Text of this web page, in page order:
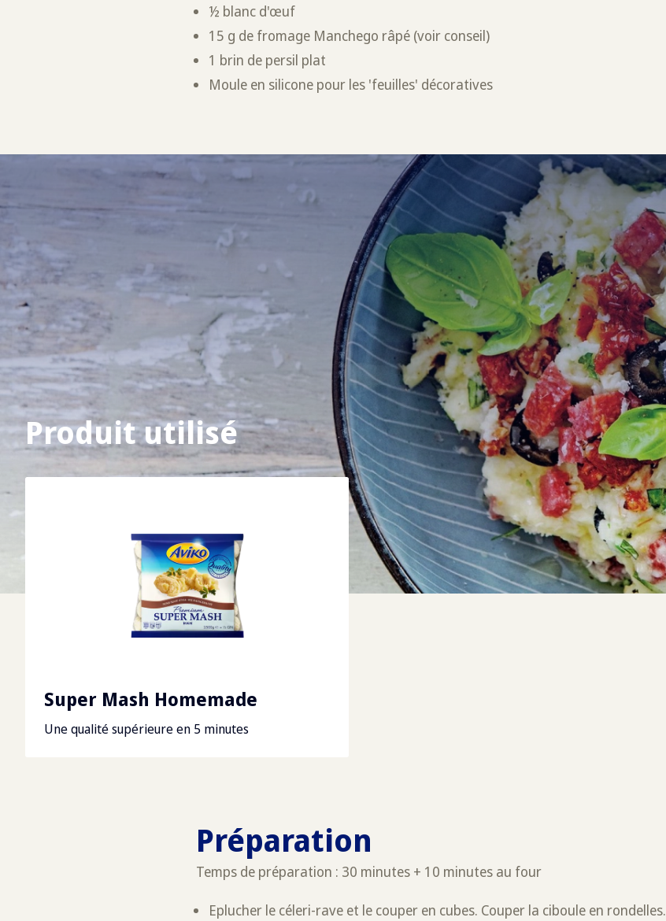
½ blanc d'œuf
15 g de fromage Manchego râpé (voir conseil)
1 brin de persil plat
Moule en silicone pour les 'feuilles' décoratives
Produit utilisé
Super Mash Homemade
Une qualité supérieure en 5 minutes
Préparation
Temps de préparation : 30 minutes + 10 minutes au four
Eplucher le céleri-rave et le couper en cubes. Couper la ciboule en rondelles.